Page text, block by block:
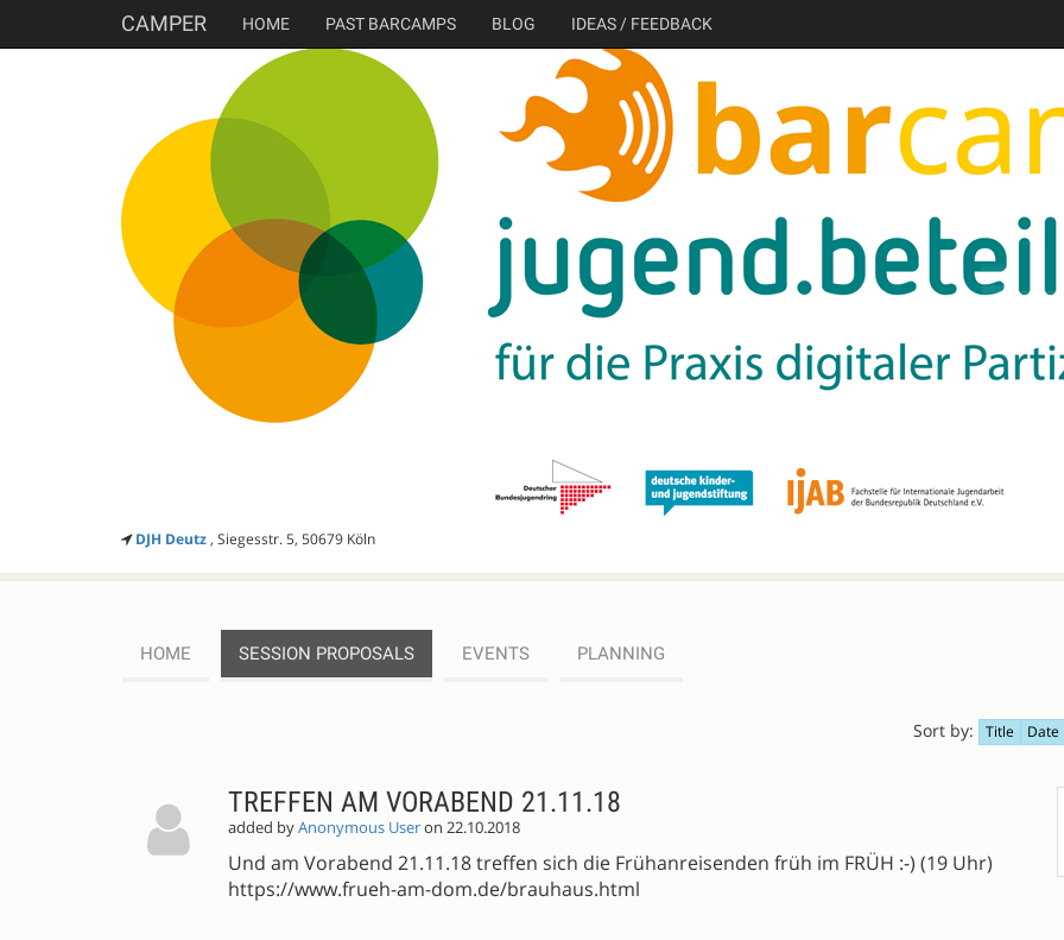
CAMPER HOME PAST BARCAMPS BLOG IDEAS / FEEDBACK
DJH Deutz, Siegesstr. 5, 50679 Köln
HOME SESSION PROPOSALS EVENTS PLANNING
Sort by: Title Date
TREFFEN AM VORABEND 21.11.18
added byAnonymous Useron 22.10.2018
Und am Vorabend 21.11.18 treffen sich die Frühanreisenden früh im FRÜH :-) (19 Uhr)
https://www.frueh-am-dom.de/brauhaus.html